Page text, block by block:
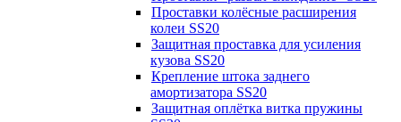
Проставки колёсные расширения
колеи SS20
Защитная проставка для усиления
кузова SS20
Крепление штока заднего
амортизатора SS20
Защитная оплётка витка пружины